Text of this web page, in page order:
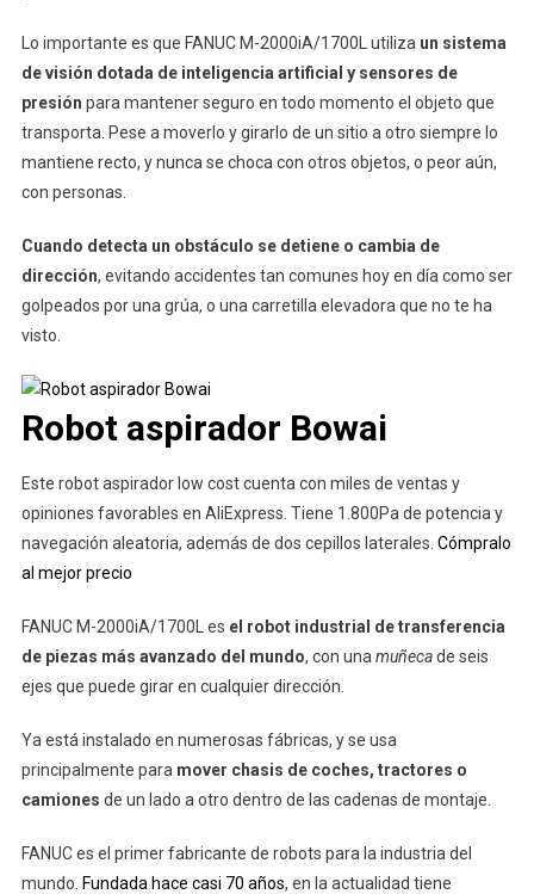
Lo importante es que FANUC M-2000iA/1700L utiliza un sistema
de visión dotada de inteligencia artificial y sensores de
presión para mantener seguro en todo momento el objeto que
transporta. Pese a moverlo y girarlo de un sitio a otro siempre lo
mantiene recto, y nunca se choca con otros objetos, o peor aún,
con personas.
Cuando detecta un obstáculo se detiene o cambia de
dirección, evitando accidentes tan comunes hoy en día como ser
golpeados por una grúa, o una carretilla elevadora que no te ha
visto.
Robot aspirador Bowai
Este robot aspirador low cost cuenta con miles de ventas y
opiniones favorables en AliExpress. Tiene 1.800Pa de potencia y
navegación aleatoria, además de dos cepillos laterales. Cómpralo
al mejor precio
FANUC M-2000iA/1700L es el robot industrial de transferencia
de piezas más avanzado del mundo, con una muñecade seis
ejes que puede girar en cualquier dirección.
Ya está instalado en numerosas fábricas, y se usa
principalmente para mover chasis de coches, tractores o
camiones de un lado a otro dentro de las cadenas de montaje.
FANUC es el primer fabricante de robots para la industria del
mundo. Fundada hace casi 70 años, en la actualidad tiene